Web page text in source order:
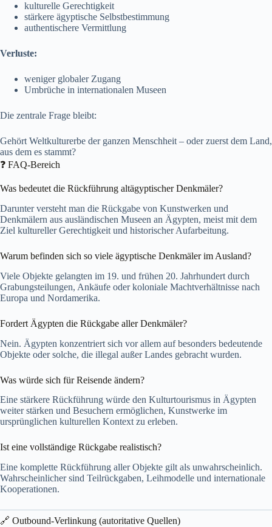
kulturelle Gerechtigkeit
stärkere ägyptische Selbstbestimmung
authentischere Vermittlung
Verluste:
weniger globaler Zugang
Umbrüche in internationalen Museen
Die zentrale Frage bleibt:
Gehört Weltkulturerbe der ganzen Menschheit – oder zuerst dem Land,
aus dem es stammt?
❓ FAQ-Bereich
Was bedeutet die Rückführung altägyptischer Denkmäler?
Darunter versteht man die Rückgabe von Kunstwerken und
Denkmälern aus ausländischen Museen an Ägypten, meist mit dem
Ziel kultureller Gerechtigkeit und historischer Aufarbeitung.
Warum befinden sich so viele ägyptische Denkmäler im Ausland?
Viele Objekte gelangten im 19. und frühen 20. Jahrhundert durch
Grabungsteilungen, Ankäufe oder koloniale Machtverhältnisse nach
Europa und Nordamerika.
Fordert Ägypten die Rückgabe aller Denkmäler?
Nein. Ägypten konzentriert sich vor allem auf besonders bedeutende
Objekte oder solche, die illegal außer Landes gebracht wurden.
Was würde sich für Reisende ändern?
Eine stärkere Rückführung würde den Kulturtourismus in Ägypten
weiter stärken und Besuchern ermöglichen, Kunstwerke im
ursprünglichen kulturellen Kontext zu erleben.
Ist eine vollständige Rückgabe realistisch?
Eine komplette Rückführung aller Objekte gilt als unwahrscheinlich.
Wahrscheinlicher sind Teilrückgaben, Leihmodelle und internationale
Kooperationen.
🔗 Outbound-Verlinkung (autoritative Quellen)